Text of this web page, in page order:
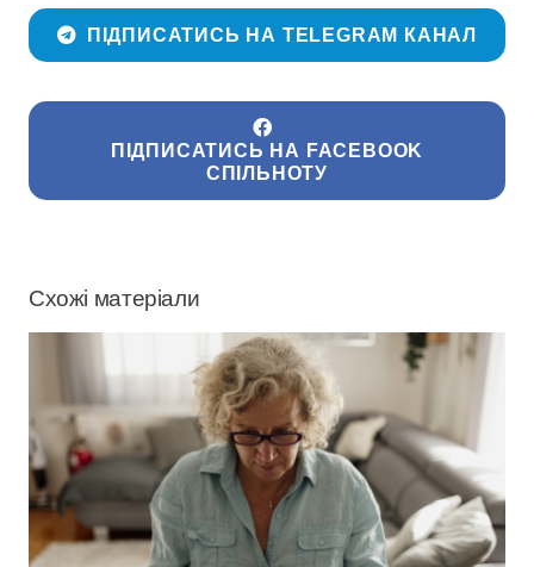
ПІДПИСАТИСЬ НА TELEGRAM КАНАЛ
ПІДПИСАТИСЬ НА FACEBOOK
СПІЛЬНОТУ
Схожі матеріали